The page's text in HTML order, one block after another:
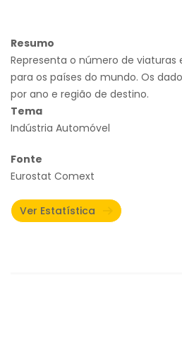
Resumo
Representa o número de viaturas
para os países do mundo. Os
por ano e região de destino.
Tema
Indústria Automóvel
Fonte
Eurostat Comext
Ver Estatística